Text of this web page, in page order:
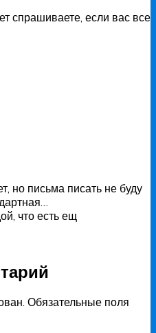
спрашиваете, если вас все
но письма писать не буду
что есть ещ
Обязательные поля